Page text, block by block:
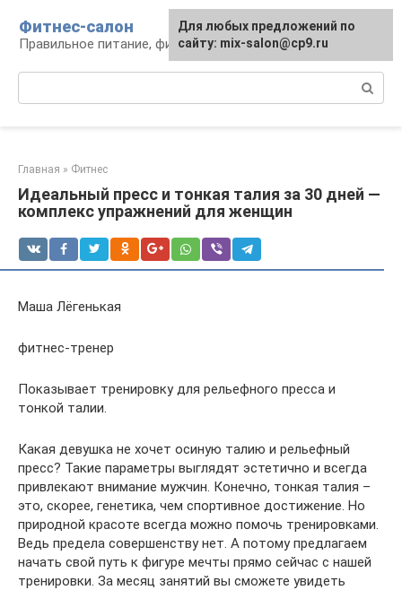
контенту
Фитнес-салон
Правильное питание, фитнес, образ жизни
Главная » Фитнес
Идеальный пресс и тонкая талия за 30 дней —
комплекс упражнений для женщин
Маша Лёгенькая
фитнес-тренер
Показывает тренировку для рельефного пресса и
тонкой талии.
Какая девушка не хочет осиную талию и рельефный
пресс? Такие параметры выглядят эстетично и всегда
привлекают внимание мужчин. Конечно, тонкая талия –
это, скорее, генетика, чем спортивное достижение. Но
природной красоте всегда можно помочь тренировками.
Ведь предела совершенству нет. А потому предлагаем
начать свой путь к фигуре мечты прямо сейчас с нашей
тренировки. За месяц занятий вы сможете увидеть
Для любых предложений по
сайту: mix-salon@cp9.ru